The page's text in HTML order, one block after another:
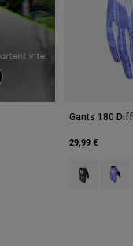
Gants 180
29,99 €
Product